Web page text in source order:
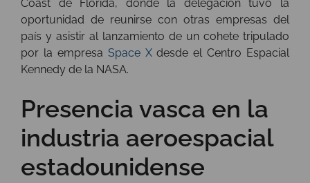
Coast de Florida, donde la delegación tuvo la
oportunidad de reunirse con otras empresas del
país y asistir al lanzamiento de un cohete tripulado
por la empresa Space Xdesde el Centro Espacial
Kennedy de la NASA.
Presencia vasca en la
industria aeroespacial
estadounidense